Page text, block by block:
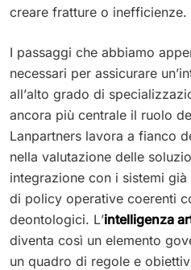
creare fratture o inefficienze.
I passaggi che abbiamo
necessari per assicurare
all’alto grado di
ancora più centrale il ruolo
Lanpartners lavora a fianco
nella valutazione delle
integrazione con i sistemi
di policy operative coerenti
deontologici. L’intelligenza
diventa così un elemento
un quadro di regole e